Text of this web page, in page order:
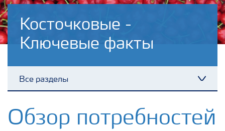
Косточковые -
Ключевые факты
Все разделы
Удобрения Yara
Обзор потребностей